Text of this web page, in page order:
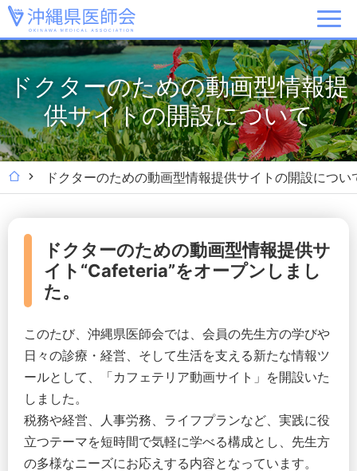
ドクターのための動画型情報提
供サイトの開設について
ドクターのための動画型情報提供サイトの開設につい
ドクターのための動画型情報提供サ
イト“Cafeteria”をオープンしまし
た。
このたび、沖縄県医師会では、会員の先生方の学びや
日々の診療・経営、そして生活を支える新たな情報ツ
ールとして、「カフェテリア動画サイト」を開設いた
しました。
税務や経営、人事労務、ライフプランなど、実践に役
立つテーマを短時間で気軽に学べる構成とし、先生方
の多様なニーズにお応えする内容となっています。